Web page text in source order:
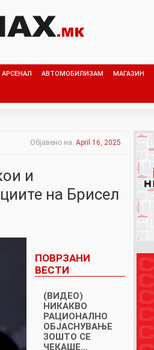
АРСЕНАЛ АВТОМОБИЛИЗАМ МАГАЗИН
Објавено на: April 16, 2025
и
на Брисел
ПОВРЗАНИ
ВЕСТИ
(ВИДЕО)
НИКАКВО
РАЦИОНАЛНО
ОБЈАСНУВАЊЕ
ЗОШТО СЕ
ЧЕКАШЕ…